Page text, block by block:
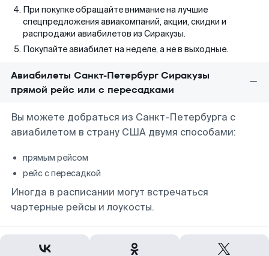
При покупке обращайте внимание на лучшие
спецпредложения авиакомпаний, акции, скидки и
распродажи авиабилетов из Сиракузы.
Покупайте авиабилет на неделе, а не в выходные.
Авиабилеты Санкт-Петербург Сиракузы
прямой рейс или с пересадками
Вы можете добраться из Санкт-Петербурга с
авиабилетом в страну США двумя способами:
прямым рейсом
рейс с пересадкой
Иногда в расписании могут встречаться
чартерные рейсы и лоукосты.